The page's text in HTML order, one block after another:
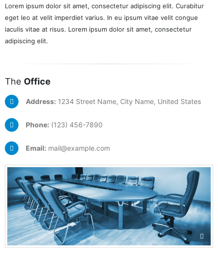
Lorem ipsum dolor sit amet, consectetur adipiscing elit. Curabitur
eget leo at velit imperdiet varius. In eu ipsum vitae velit congue
iaculis vitae at risus. Lorem ipsum dolor sit amet, consectetur
adipiscing elit.
The Office
Address: 1234 Street Name, City Name, United States
Phone: (123) 456-7890
Email: mail@example.com